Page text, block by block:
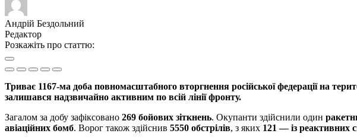
Андрій Бездольний
Редактор
Розкажіть про статтю:
Триває 1167-ма доба повномасштабного вторгнення російської федерації на
залишався надзвичайно активним по всій лінії фронту.
Загалом за добу зафіксовано 269 бойових зіткнень. Окупанти здійснили один
авіаційних бомб. Ворог також здійснив 5550 обстрілів, з яких 121 — із реактивних